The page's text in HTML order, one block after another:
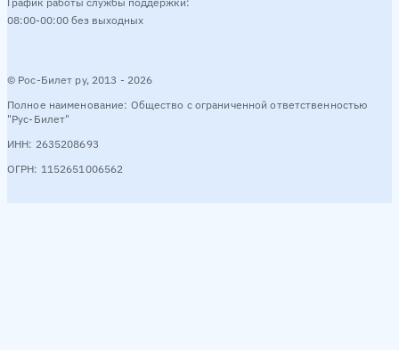
Смотреть расписание
Ужовка → Петровск
Ночь
© Рос-Билет ру, 2013 - 2026
Полное наименование: Общество с ограниченной ответственностью
"Рус-Билет"
ИНН: 2635208693
ОГРН: 1152651006562
08:00-00:00 без выходных